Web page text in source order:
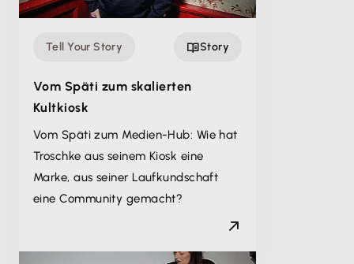
Tell Your Story Story
Vom Späti zum skalierten
Kultkiosk
Vom Späti zum Medien-Hub: Wie hat
Troschke aus seinem Kiosk eine
Marke, aus seiner Laufkundschaft
eine Community gemacht?